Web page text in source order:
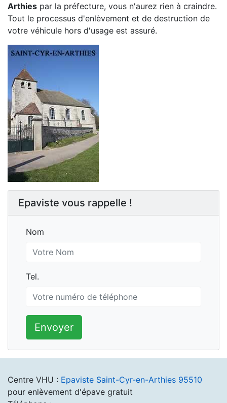
Arthies par la préfecture, vous n'aurez rien à craindre.
Tout le processus d'enlèvement et de destruction de
votre véhicule hors d'usage est assuré.
Epaviste vous rappelle !
Nom
Nom
Tel.
Tel.
Envoyer
Centre VHU : Epaviste Saint-Cyr-en-Arthies 95510
pour enlèvement d'épave gratuit